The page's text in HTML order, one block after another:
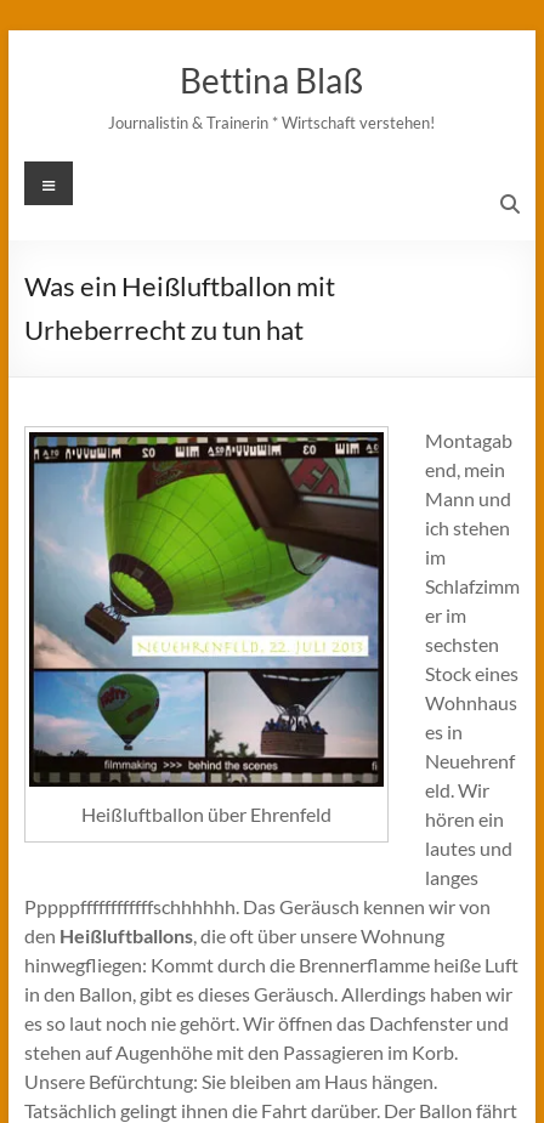
Bettina Blaß
Journalistin & Trainerin * Wirtschaft verstehen!
Menü
Was ein Heißluftballon mit
Urheberrecht zu tun hat
Heißluftballon über Ehrenfeld
Montagab
end, mein
Mann und
ich stehen
im
Schlafzimm
er im
sechsten
Stock eines
Wohnhaus
es in
Neuehrenf
eld. Wir
hören ein
lautes und
langes
Pppppffffffffffffschhhhhh. Das Geräusch kennen wir von
den Heißluftballons, die oft über unsere Wohnung
hinwegfliegen: Kommt durch die Brennerflamme heiße Luft
in den Ballon, gibt es dieses Geräusch. Allerdings haben wir
es so laut noch nie gehört. Wir öffnen das Dachfenster und
stehen auf Augenhöhe mit den Passagieren im Korb.
Unsere Befürchtung: Sie bleiben am Haus hängen.
Tatsächlich gelingt ihnen die Fahrt darüber. Der Ballon fährt